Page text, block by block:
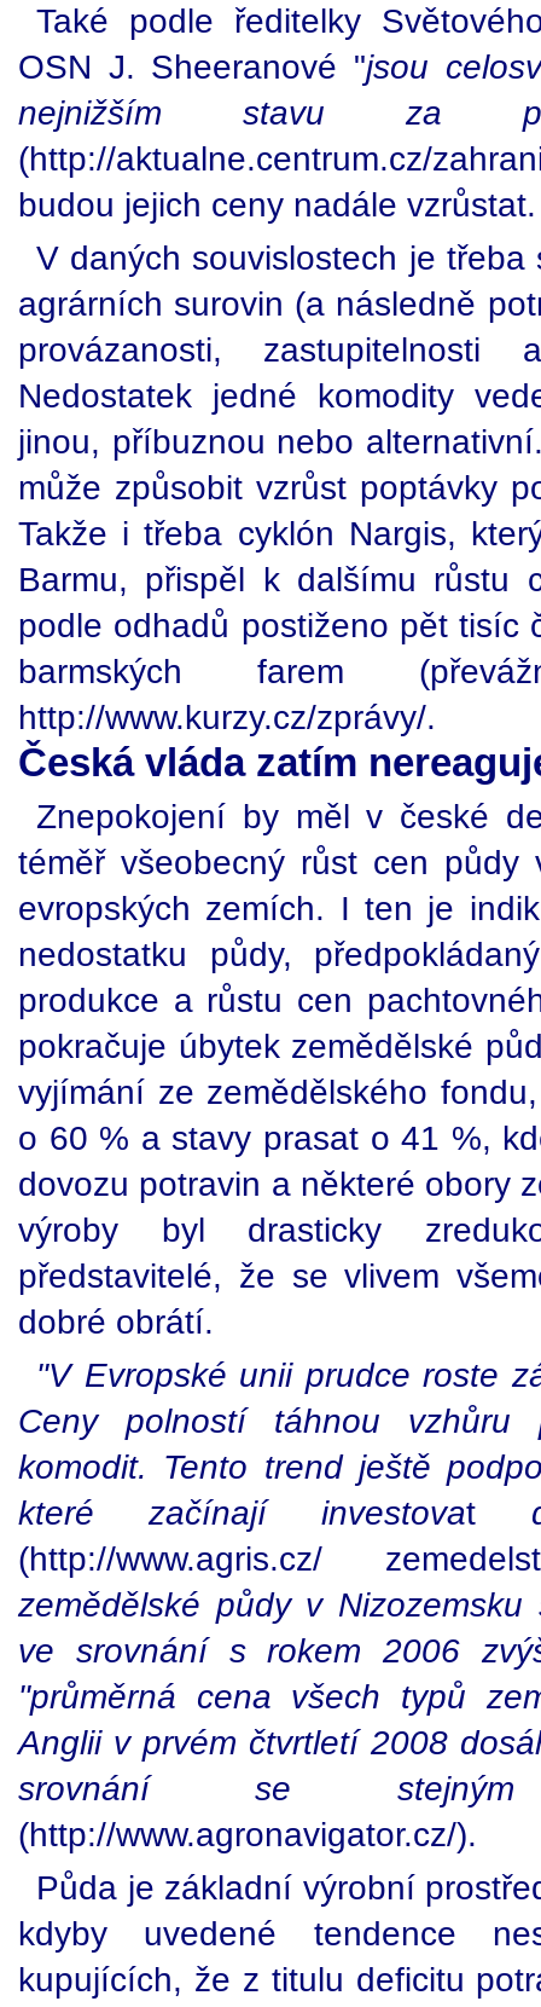
Také podle ředitelky
OSN J. Sheeranové "jsou
nejnižším stavu za
(http://aktualne.centrum.cz/
budou jejich ceny nadále vzrůstat.
V daných souvislostech je
agrárních surovin (a následně
provázanosti,
Nedostatek jedné komodity
jinou, příbuznou nebo
může způsobit vzrůst poptávky
Takže i třeba cyklón Nargis,
Barmu, přispěl k dalšímu růstu
podle odhadů postiženo pět tisíc
barmských farem
http://www.kurzy.cz/zprávy/.
Česká vláda zatím
Znepokojení by měl v české
téměř všeobecný růst cen
evropských zemích. I ten je
nedostatku půdy,
produkce a růstu cen
pokračuje úbytek zemědělské
vyjímání ze zemědělského
o 60 % a stavy prasat o 41 %,
dovozu potravin a některé obory
výroby byl drasticky
představitelé, že se vlivem
dobré obrátí.
"V Evropské unii prudce roste
Ceny polností táhnou vzhůru
komodit. Tento trend ještě
které začínají investovat
(http://www.agris.cz/
zemědělské půdy v
ve srovnání s rokem 2006
"průměrná cena všech typů
Anglii v prvém čtvrtletí 2008
srovnání se
(http://www.agronavigator.cz/).
Půda je základní výrobní
kdyby uvedené tendence
kupujících, že z titulu deficitu